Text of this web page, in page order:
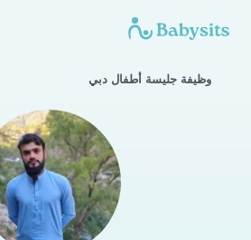
وظيفة جليسة أطفال دبي